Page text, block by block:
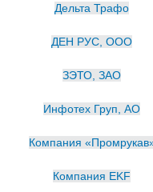
Дельта Трафо
ДЕН РУС, ООО
ЗЭТО, ЗАО
Инфотех Груп, АО
Компания
Компания EKF